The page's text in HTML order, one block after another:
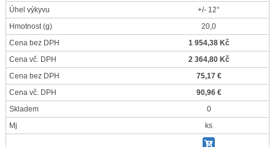
Úhel výkyvu
+/- 12°
Hmotnost(g)
20,0
Cena bez DPH
1 954,38 Kč
Cena vč. DPH
2 364,80 Kč
Cena bez DPH
75,17 €
Cena vč. DPH
90,96 €
Skladem
0
Mj
ks